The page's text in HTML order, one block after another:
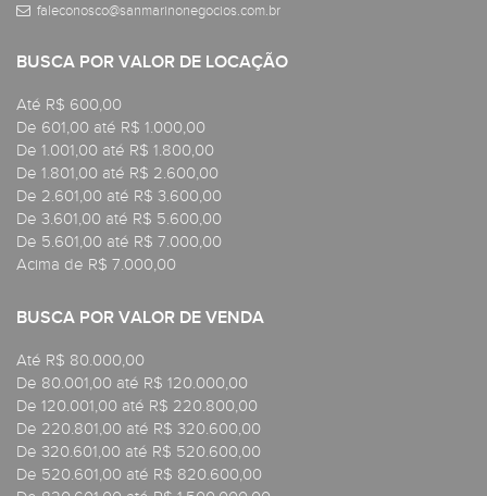
faleconosco@sanmarinonegocios.com.br
BUSCA POR VALOR DE LOCAÇÃO
Até R$ 600,00
De 601,00 até R$ 1.000,00
De 1.001,00 até R$ 1.800,00
De 1.801,00 até R$ 2.600,00
De 2.601,00 até R$ 3.600,00
De 3.601,00 até R$ 5.600,00
De 5.601,00 até R$ 7.000,00
Acima de R$ 7.000,00
BUSCA POR VALOR DE VENDA
Até R$ 80.000,00
De 80.001,00 até R$ 120.000,00
De 120.001,00 até R$ 220.800,00
De 220.801,00 até R$ 320.600,00
De 320.601,00 até R$ 520.600,00
De 520.601,00 até R$ 820.600,00